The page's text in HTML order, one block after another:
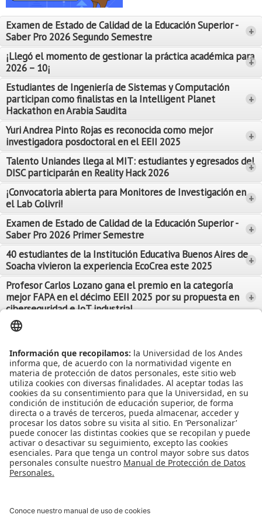
Examen de Estado de Calidad de la Educación Superior -
Saber Pro 2026 Segundo Semestre
+
Leer Más
¡Llegó el momento de gestionar la práctica académica para
2026 – 10¡
+
Leer Más
Estudiantes de Ingeniería de Sistemas y Computación
participan como finalistas en la Intelligent Planet
Hackathon en Arabia Saudita
+
Leer Más
Yuri Andrea Pinto Rojas es reconocida como mejor
investigadora posdoctoral en el EEII 2025
+
Leer Más
Talento Uniandes llega al MIT: estudiantes y egresados del
DISC participarán en Reality Hack 2026
+
Leer Más
¡Convocatoria abierta para Monitores de Investigación en
el Lab Colivri!
+
Leer Más
Examen de Estado de Calidad de la Educación Superior -
Saber Pro 2026 Primer Semestre
+
Leer Más
40 estudiantes de la Institución Educativa Buenos Aires de
Soacha vivieron la experiencia EcoCrea este 2025
+
Leer Más
Profesor Carlos Lozano gana el premio en la categoría
mejor FAPA en el décimo EEII 2025 por su propuesta en
ciberseguridad e IoT industrial
+
Leer Más
Ver más Noticias...
Ver más Eventos...
Apoyo Financiero
Reconocimiento como Universidad: Decreto 1297 del 30 de mayo de
Proyecto de grado
Reingreso
Reintegro
Retiro voluntario
Transferencia
Tarifas
Grado